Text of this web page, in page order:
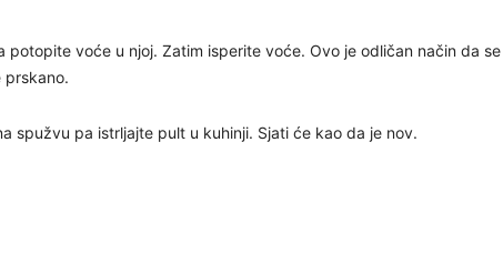
voće u njoj. Zatim isperite voće. Ovo je odličan način da se
prskano.
spužvu pa istrljajte pult u kuhinji. Sjati će kao da je nov.